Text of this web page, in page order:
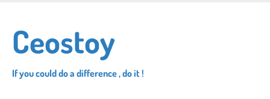
main
content
Ceostoy
If you could do a difference , do it !